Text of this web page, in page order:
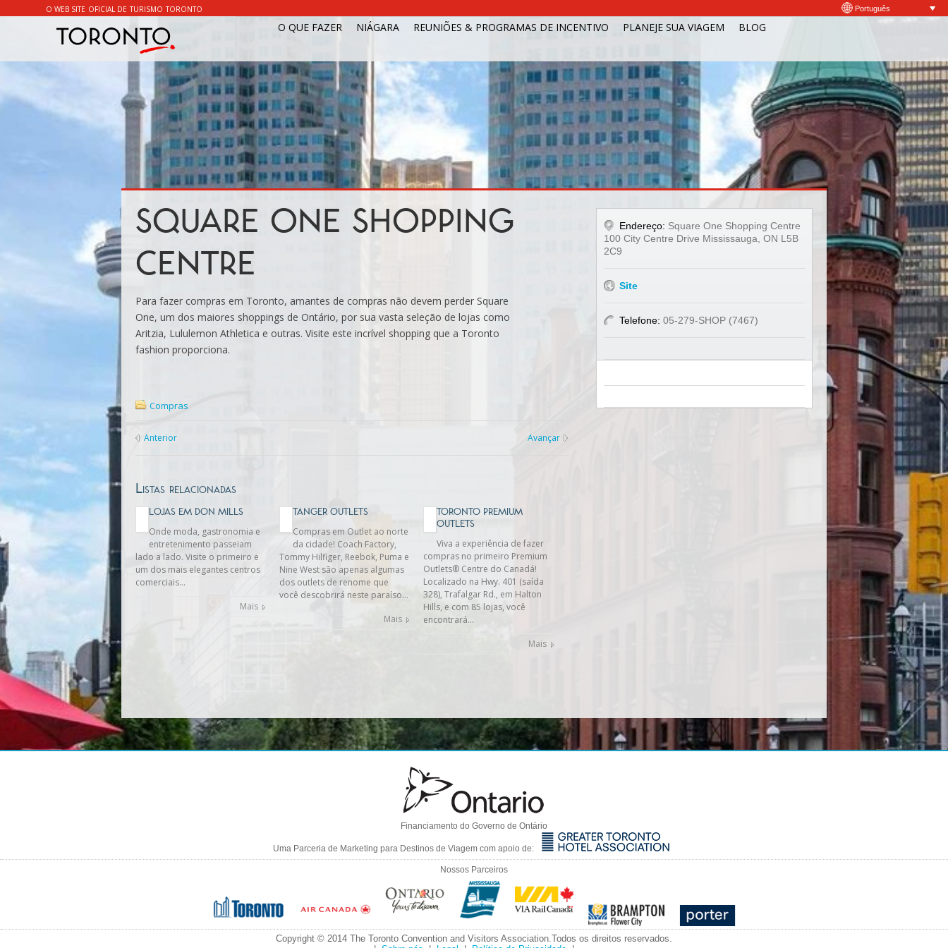
O WEB SITE OFICIAL DE TURISMO TORONTO Português
O QUE FAZER NIÁGARA REUNIÕES & PROGRAMAS DE INCENTIVO PLANEJE SUA VIAGEM BLOG
SQUARE ONE SHOPPING
CENTRE
Para fazer compras em Toronto, amantes de compras não devem perder Square
One, um dos maiores shoppings de Ontário, por sua vasta seleção de lojas como
Aritzia, Lululemon Athletica e outras. Visite este incrível shopping que a Toronto
fashion proporciona.
Compras
Anterior Avançar
Listas relacionadas
LOJAS EM DON MILLS
Onde moda, gastronomia e
entretenimento passeiam
lado a lado. Visite o primeiro e
um dos mais elegantes centros
comerciais…
Mais
TANGER OUTLETS
Compras em Outlet ao norte
da cidade! Coach Factory,
Tommy Hilfiger, Reebok, Puma e
Nine West são apenas algumas
dos outlets de renome que
você descobrirá neste paraíso…
Mais
TORONTO PREMIUM
OUTLETS
Viva a experiência de fazer
compras no primeiro Premium
Outlets® Centre do Canadá!
Localizado na Hwy. 401 (saída
328), Trafalgar Rd., em Halton
Hills, e com 85 lojas, você
encontrará…
Mais
Endereço: Square One Shopping Centre
100 City Centre Drive Mississauga, ON L5B
2C9
Site
Telefone: 05-279-SHOP (7467)
Financiamento do Governo de Ontário
Uma Parceria de Marketing para Destinos de Viagem com apoio de:
Nossos Parceiros
Copyright © 2014 The Toronto Convention and Visitors Association.Todos os direitos reservados.